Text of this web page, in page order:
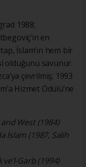
1988;
en
İslam’ın hem bir
olduğunu savunur.
çevrilmiş; 1993
Hizmet Ödülü’ne
West (1984)
İslam (1987, Salih
Garb (1994)